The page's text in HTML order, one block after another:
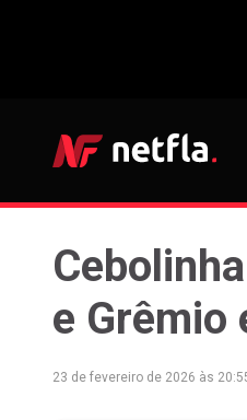
e Grêmio
23 de fevereiro de 2026 às